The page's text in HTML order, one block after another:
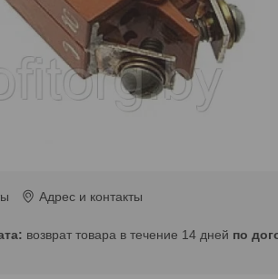
Адрес и контакты
возврат товара в течение 14 дней по